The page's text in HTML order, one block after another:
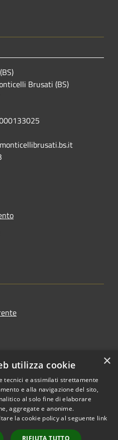
Brusati (BS)
Copyright © 2026 • Comune di
Monticelli Brusati • Powered
byMunicipium Accesso
×
utilizza cookie
tecnici e assimilati strettamente
e alla navigazione del sito,
al solo fine di elaborare
aggregate e anonime.
la cookie policy al seguente link
RIFIUTA TUTTO